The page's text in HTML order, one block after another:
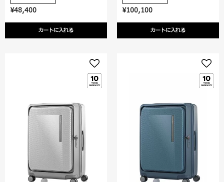
¥48,400
カートに入れる
¥100,100
カートに入れる